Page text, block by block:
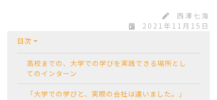
西澤七海
2021年11月15日
目次
高校までの、大学での学びを実践できる場所とし
てのインターン
「大学での学びと、実際の会社は違いました。」